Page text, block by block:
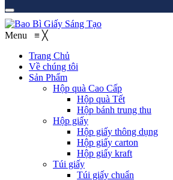
Menu ≡ ╳
Trang Chủ
Về chúng tôi
Sản Phẩm
Hộp quà Cao Cấp
Hộp quà Tết
Hộp bánh trung thu
Hộp giấy
Hộp giấy thông dụng
Hộp giấy carton
Hộp giấy kraft
Túi giấy
Túi giấy chuẩn